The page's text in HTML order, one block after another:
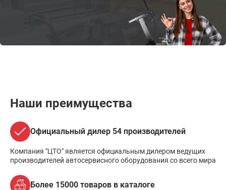
Наши преимущества
Официальный дилер 54 производителей
Компания "ЦТО" является официальным дилером ведущих
производителей автосервисного оборудования со всего мира
Более 15000 товаров в каталоге